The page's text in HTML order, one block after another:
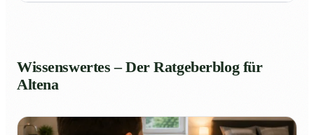
Wissenswertes – Der Ratgeberblog für
Altena